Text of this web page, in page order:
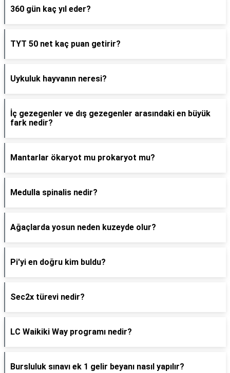
360 gün kaç yıl eder?
TYT 50 net kaç puan getirir?
Uykuluk hayvanın neresi?
İç gezegenler ve dış gezegenler arasındaki en büyük
fark nedir?
Mantarlar ökaryot mu prokaryot mu?
Medulla spinalis nedir?
Ağaçlarda yosun neden kuzeyde olur?
Pi'yi en doğru kim buldu?
Sec2x türevi nedir?
LC Waikiki Way programı nedir?
Bursluluk sınavı ek 1 gelir beyanı nasıl yapılır?